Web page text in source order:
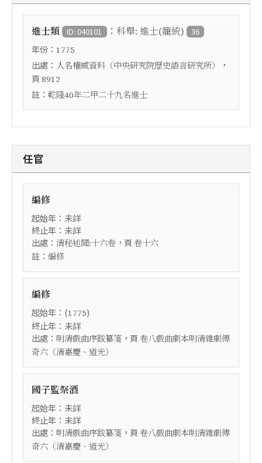
進士類 ID: 040101 ： 科舉: 進士(籠統) 36
年份： 1775
出處： 人名權威資料（中央研究院歷史語言研究所）
，
頁 8912
註： 乾隆40年二甲二十九名進士
任官
編修
起始年：未詳
終止年：未詳
出處： 清秘述聞:十六卷 ，頁 卷十六
註： 編修
編修
起始年：(1775)
終止年：未詳
出處： 明清戲曲序跋纂箋 ，頁 卷八戲曲劇本明清雜劇傳
奇六（清嘉慶、道光）
國子監祭酒
起始年：未詳
終止年：未詳
出處： 明清戲曲序跋纂箋 ，頁 卷八戲曲劇本明清雜劇傳
奇六（清嘉慶、道光）